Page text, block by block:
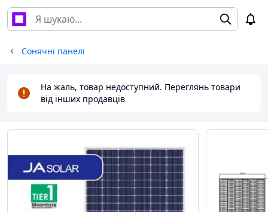
Сонячні панелі
На жаль, товар недоступний. Переглянь товари
від інших продавців